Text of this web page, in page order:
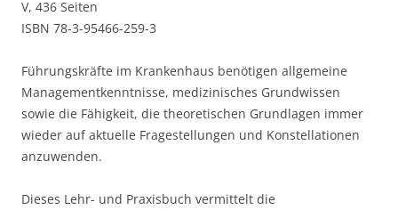
V, 436 Seiten
ISBN 78-3-95466-259-3
Führungskräfte im Krankenhaus benötigen allgemeine
Managementkenntnisse, medizinisches Grundwissen
sowie die Fähigkeit, die theoretischen Grundlagen immer
wieder auf aktuelle Fragestellungen und Konstellationen
anzuwenden.
Dieses Lehr- und Praxisbuch vermittelt die